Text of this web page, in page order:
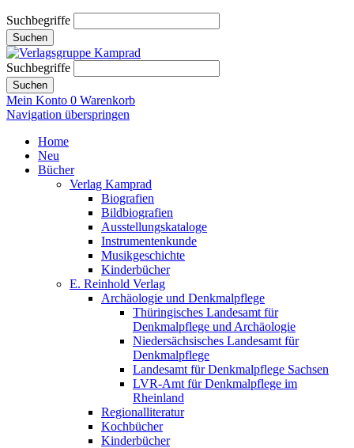
Suchbegriffe
Suchen
Suchbegriffe
Suchen
Mein Konto 0 Warenkorb
Navigation überspringen
Home
Neu
Bücher
Verlag Kamprad
Biografien
Bildbiografien
Ausstellungskataloge
Instrumentenkunde
Musikgeschichte
Kinderbücher
E. Reinhold Verlag
Archäologie und Denkmalpflege
Thüringisches Landesamt für
Denkmalpflege und Archäologie
Niedersächsisches Landesamt für
Denkmalpflege
Landesamt für Denkmalpflege Sachsen
LVR-Amt für Denkmalpflege im
Rheinland
Regionalliteratur
Kochbücher
Kinderbücher